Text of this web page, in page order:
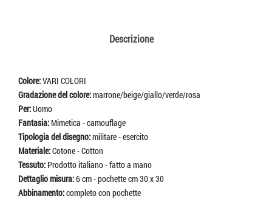
Descrizione
Colore:VARI COLORI
Gradazione del colore:marrone/beige/giallo/verde/rosa
Per:Uomo
Fantasia: Mimetica - camouflage
Tipologia del disegno:militare - esercito
Materiale:Cotone - Cotton
Tessuto: Prodotto italiano - fatto a mano
Dettaglio misura:6 cm - pochette cm 30 x 30
Abbinamento:completo con pochette